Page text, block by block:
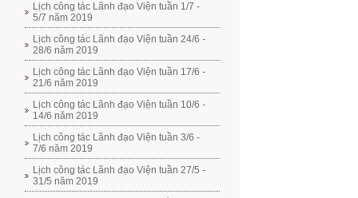
Lịch công tác Lãnh đạo Viện tuần 1/7 -
5/7 năm 2019
Lịch công tác Lãnh đạo Viện tuần 24/6 -
28/6 năm 2019
Lịch công tác Lãnh đạo Viện tuần 17/6 -
21/6 năm 2019
Lịch công tác Lãnh đạo Viện tuần 10/6 -
14/6 năm 2019
Lịch công tác Lãnh đạo Viện tuần 3/6 -
7/6 năm 2019
Lịch công tác Lãnh đạo Viện tuần 27/5 -
31/5 năm 2019